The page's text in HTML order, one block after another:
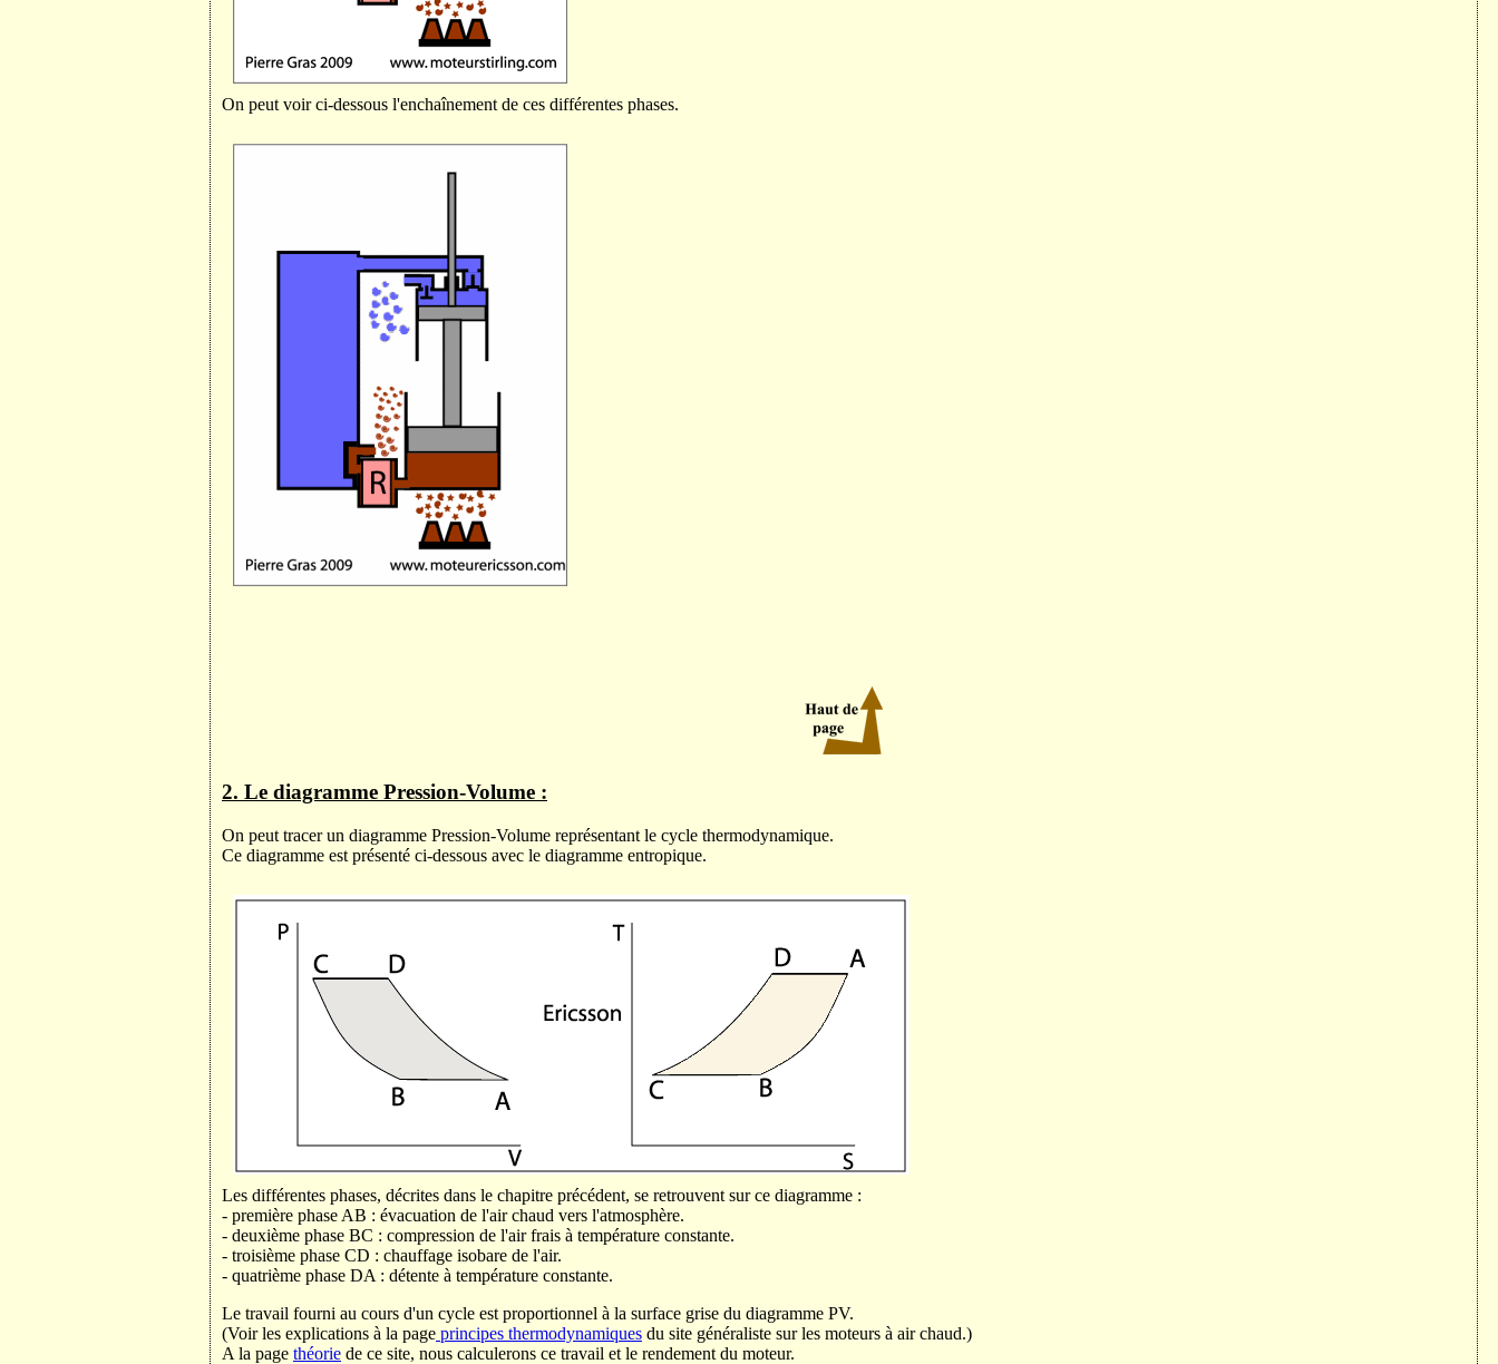
On peut voir ci-dessous l'enchaînement de ces différentes phases.
2. Le diagramme Pression-Volume :
On peut tracer un diagramme Pression-Volume représentant le cycle thermodynamique.
Ce diagramme est présenté ci-dessous avec le diagramme entropique.
Les différentes phases, décrites dans le chapitre précédent, se retrouvent sur ce diagramme :
- première phase AB : évacuation de l'air chaud vers l'atmosphère.
- deuxième phase BC : compression de l'air frais à température constante.
- troisième phase CD : chauffage isobare de l'air.
- quatrième phase DA : détente à température constante.
Le travail fourni au cours d'un cycle est proportionnel à la surface grise du diagramme PV.
(Voir les explications à la page principes thermodynamiques du site généraliste sur les moteurs à air chaud.)
A la page théorie de ce site, nous calculerons ce travail et le rendement du moteur.